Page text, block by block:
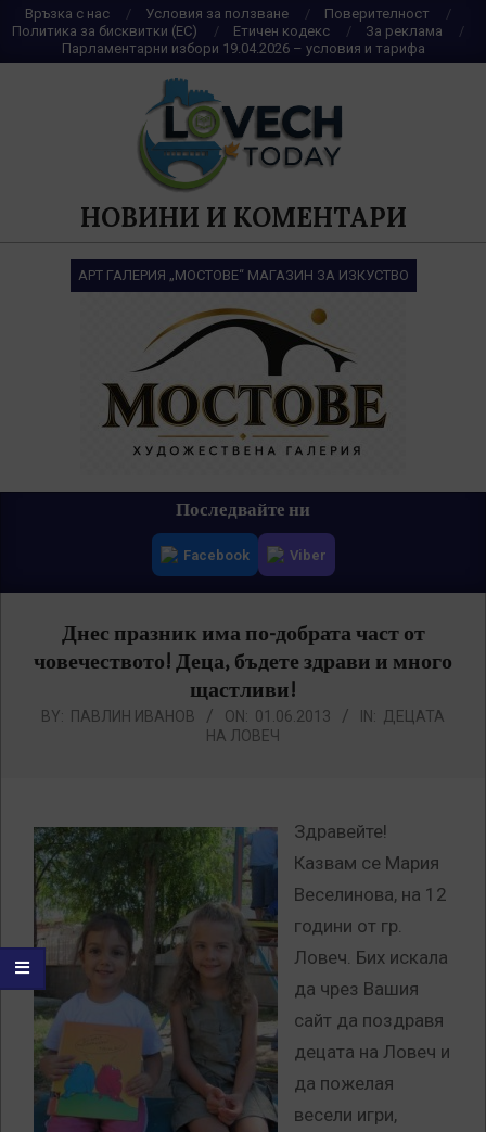
Skip
to
content
Връзка с нас Условия за ползване
Поверителност
Политика за бисквитки (ЕС)
Етичен кодекс
За реклама
Парламентарни избори 19.04.2026 – условия и тарифа
НОВИНИ И КОМЕНТАРИ
АРТ ГАЛЕРИЯ „МОСТОВЕ“ МАГАЗИН ЗА ИЗКУСТВО
Последвайте ни
Facebook Viber
Днес празник има по-добрата част от
човечеството! Деца, бъдете здрави и много
щастливи!
BY: ПАВЛИН ИВАНОВ ON: 01.06.2013 IN: ДЕЦАТА
НА ЛОВЕЧ
Здравейте!
Казвам се Мария
Веселинова, на 12
години от гр.
Ловеч. Бих искала
да чрез Вашия
сайт да поздравя
децата на Ловеч и
да пожелая
весели игри,